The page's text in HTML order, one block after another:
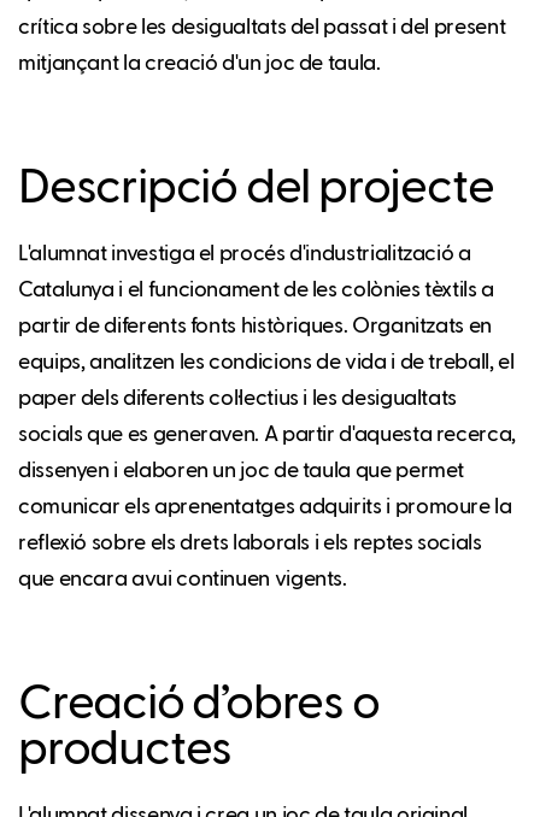
crítica sobre les desigualtats del passat i del present
mitjançant la creació d'un joc de taula.
Descripció del projecte
L'alumnat investiga el procés d'industrialització a
Catalunya i el funcionament de les colònies tèxtils a
partir de diferents fonts històriques. Organitzats en
equips, analitzen les condicions de vida i de treball, el
paper dels diferents col·lectius i les desigualtats
socials que es generaven. A partir d'aquesta recerca,
dissenyen i elaboren un joc de taula que permet
comunicar els aprenentatges adquirits i promoure la
reflexió sobre els drets laborals i els reptes socials
que encara avui continuen vigents.
Creació d’obres o
productes